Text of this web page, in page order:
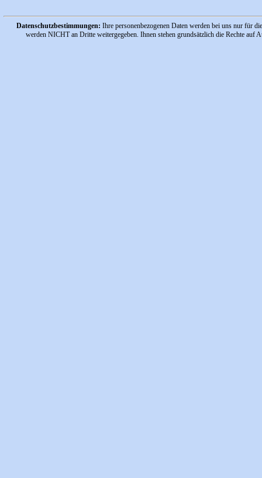
Datenschutzbestimmungen: Ihre personenbezogenen Daten werden bei uns nur für
werden NICHT an Dritte weitergegeben. Ihnen stehen grundsätzlich die Rechte